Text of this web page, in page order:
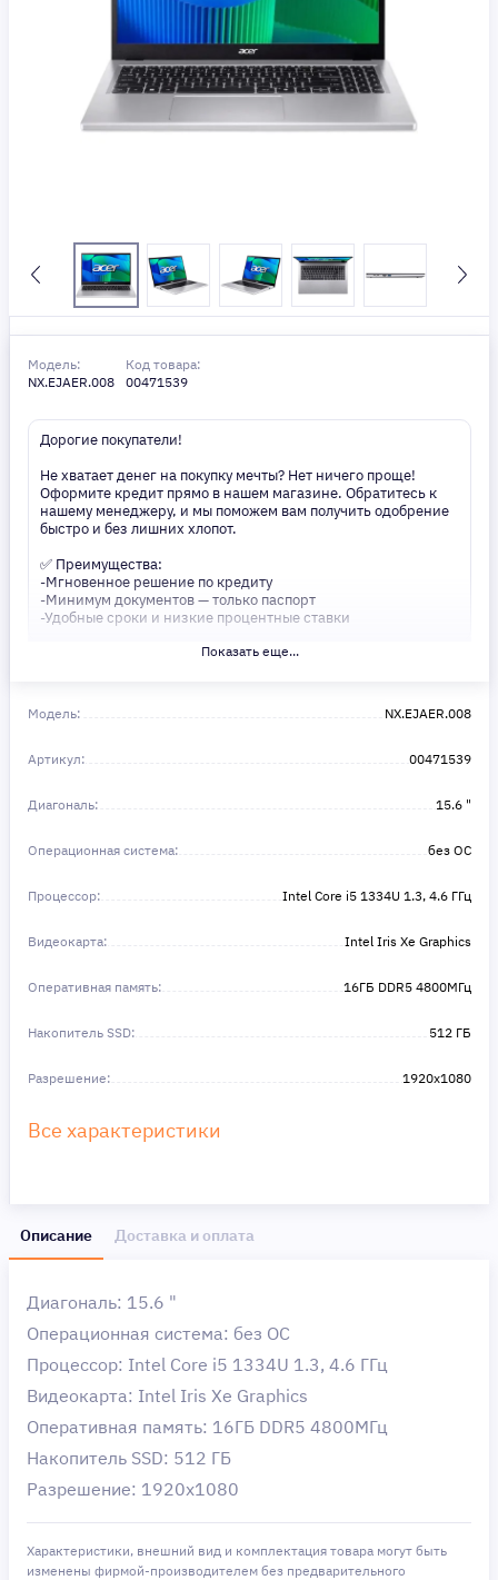
Модель:
NX.EJAER.008
Код товара:
00471539
Дорогие покупатели!
Не хватает денег на покупку мечты? Нет ничего проще!
Оформите кредит прямо в нашем магазине. Обратитесь к
нашему менеджеру, и мы поможем вам получить одобрение
быстро и без лишних хлопот.
✅ Преимущества:
-Мгновенное решение по кредиту
-Минимум документов — только паспорт
-Удобные сроки и низкие процентные ставки
Не откладывайте свои желания на потом! Получите то, что
Показать еще...
Модель: NX.EJAER.008
Артикул: 00471539
Диагональ: 15.6 "
Операционная система: без ОС
Процессор: Intel Core i5 1334U 1.3, 4.6 ГГц
Видеокарта: Intel Iris Xe Graphics
Оперативная память: 16ГБ DDR5 4800МГц
Накопитель SSD: 512 ГБ
Разрешение: 1920x1080
Все характеристики
Описание Доставка и оплата
Диагональ: 15.6 "
Операционная система: без ОС
Процессор: Intel Core i5 1334U 1.3, 4.6 ГГц
Видеокарта: Intel Iris Xe Graphics
Оперативная память: 16ГБ DDR5 4800МГц
Накопитель SSD: 512 ГБ
Разрешение: 1920x1080
Характеристики, внешний вид и комплектация товара могут быть
изменены фирмой-производителем без предварительного